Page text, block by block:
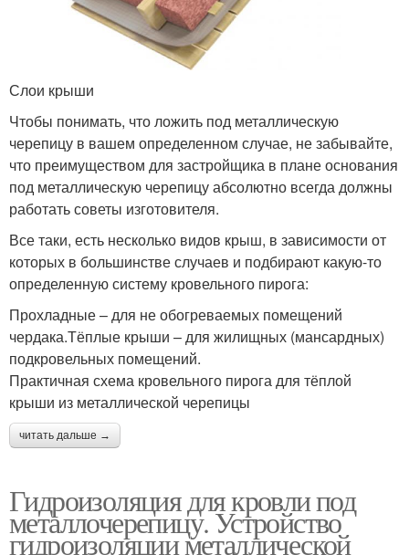
Слои крыши
Чтобы понимать, что ложить под металлическую
черепицу в вашем определенном случае, не забывайте,
что преимуществом для застройщика в плане основания
под металлическую черепицу абсолютно всегда должны
работать советы изготовителя.
Все таки, есть несколько видов крыш, в зависимости от
которых в большинстве случаев и подбирают какую-то
определенную систему кровельного пирога:
Прохладные – для не обогреваемых помещений
чердака.Тёплые крыши – для жилищных (мансардных)
подкровельных помещений.
Практичная схема кровельного пирога для тёплой
крыши из металлической черепицы
читать дальше →
Гидроизоляция для кровли под
металлочерепицу. Устройство
гидроизоляции металлической